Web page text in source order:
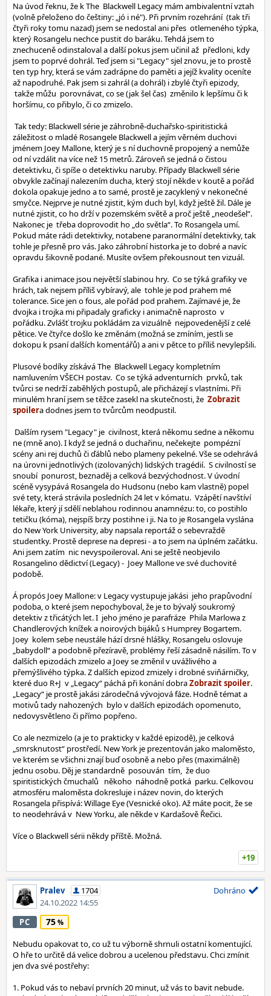
Na úvod řeknu, že k The Blackwell Legacy mám ambivalentní vztah
(volně přeloženo do češtiny: „jó i né"). Při prvním rozehrání (tak tři
čtyři roky tomu nazad) jsem se nedostal ani přes otlemeného týpka,
který Rosangelu nechce pustit do baráku. Tehdá jsem to
znechuceně odinstaloval a další pokus jsem učinil až předloni, kdy
jsem to poprvé dohrál. Teď jsem si "Legacy" sjel znovu, je to prostě
ten typ hry, která se vám zadrápne do paměti a jejíž kvality oceníte
až napodruhé. Pak jsem si zahrál (a dohrál) i zbylé čtyři epizody,
takže můžu porovnávat, co se (jak šel čas) změnilo k lepšímu či k
horšímu, co přibylo, či co zmizelo.
Tak tedy: Blackwell série je záhrobně-duchařsko-spiritistická
záležitost o mladé Rosangele Blackwell a jejím věrném duchovi
jménem Joey Mallone, který je s ní duchovně propojený a nemůže
od ní vzdálit na více než 15 metrů. Zároveň se jedná o čistou
detektivku, či spíše o detektivku naruby. Případy Blackwell série
obvykle začínají nalezením ducha, který stojí někde v koutě a pořád
dokola opakuje jedno a to samé, prostě je zacyklený v nekonečné
smyčce. Nejprve je nutné zjistit, kým duch byl, když ještě žil. Dále je
nutné zjistit, co ho drží v pozemském světě a proč ještě „neodešel“.
Nakonec je třeba doprovodit ho „do světla“. To Rosangela umí.
Pokud máte rádi detektivky, notabene paranormální detektivky, tak
tohle je přesně pro vás. Jako záhrobní historka je to dobré a navíc
opravdu šikovně podané. Musíte ovšem překousnout ten vizuál.
Grafika i animace jsou největší slabinou hry. Co se týká grafiky ve
hrách, tak nejsem příliš vybíravý, ale tohle je pod prahem mé
tolerance. Sice jen o fous, ale pořád pod prahem. Zajímavé je, že
dvojka i trojka mi připadaly graficky i animačně naprosto v
pořádku. Zvlášť trojku pokládám za vizuálně nejpovedenější z celé
pětice. Ve čtyřce došlo ke změnám (možná se zmíním, jestli se
dokopu k psaní dalších komentářů) a ani v pětce to příliš nevylepšili.
Plusové bodíky získává The Blackwell Legacy kompletním
namluvením VŠECH postav. Co se týká adventurních prvků, tak
tvůrci se nedrží zaběhlých postupů, ale přicházejí s vlastními. Při
minulém hraní jsem se těžce zasekl na skutečnosti, že
a dodnes jsem to tvůrcům neodpustil.
Dalším rysem "Legacy" je civilnost, která někomu sedne a někomu
ne (mně ano). I když se jedná o duchařinu, nečekejte pompézní
scény ani rej duchů či ďáblů nebo plameny pekelné. Vše se odehrává
na úrovni jednotlivých (izolovaných) lidských tragédií. S civilností se
snoubí ponurost, beznaděj a celková bezvýchodnost. V úvodní
scéně vysypává Rosangela do Hudsonu (nebo kam vlastně) popel
své tety, která strávila posledních 24 let v kómatu. Vzápětí navštíví
lékaře, který jí sdělí neblahou rodinnou anamnézu: to, co postihlo
tetičku (kóma), nejspíš brzy postihne i ji. Na to je Rosangela vyslána
do New York University, aby napsala reportáž o sebevraždě
studentky. Prostě deprese na depresi - a to jsem na úplném začátku.
Ani jsem zatím nic nevyspoileroval. Ani se ještě neobjevilo
Rosangelino dědictví (Legacy) - Joey Mallone ve své duchovité
podobě.
Á propós Joey Mallone: v Legacy vystupuje jakási jeho prapůvodní
podoba, o které jsem nepochyboval, že je to bývalý soukromý
detektiv z třicátých let. I jeho jméno je parafráze Phila Marlowa z
Chandlerových knížek a noirových bijáků s Humprey Bogartem.
Joey kolem sebe neustále hází drsné hlášky, Rosangelu oslovuje
„babydoll“ a podobně přezíravě, problémy řeší zásadně násilím. To v
dalších epizodách zmizelo a Joey se změnil v uvážlivého a
přemýšlivého týpka. Z dalších epizod zmizely i drobné sviňárničky,
které duo R+J v „Legacy“ páchá při konání dobra
.
„Legacy“ je prostě jakási zárodečná vývojová fáze. Hodně témat a
motivů tady nahozených bylo v dalších epizodách opomenuto,
nedovysvětleno či přímo popřeno.
Co ale nezmizelo (a je to prakticky v každé epizodě), je celková
„smrsknutost“ prostředí. New York je prezentován jako maloměsto,
ve kterém se všichni znají buď osobně a nebo přes (maximálně)
jednu osobu. Děj je standardně posouván tím, že duo
spiritistických čmuchalů někoho náhodně potká parku. Celkovou
atmosféru maloměsta dokresluje i název novin, do kterých
Rosangela přispívá: Willage Eye (Vesnické oko). Až máte pocit, že se
to neodehrává v New Yorku, ale někde v Kardašově Řečici.
Více o Blackwell sérii někdy příště. Možná.
+19
Pralev
1704
24.10.2022 14:55
Dohráno
PC 75
Nebudu opakovat to, co už tu výborně shrnuli ostatní komentující.
O hře to určitě dá velice dobrou a ucelenou představu. Chci zmínit
jen dva své postřehy:
1. Pokud vás to nebaví prvních 20 minut, už vás to bavit nebude.